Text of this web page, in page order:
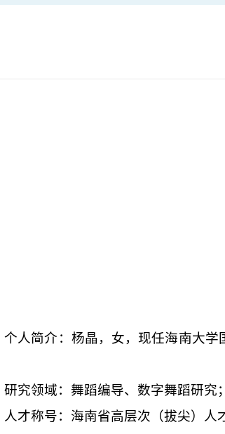
个人简介：杨晶，女，现任海南大
研究领域：舞蹈编导、数字舞蹈研究；
人才称号：海南省高层次（拔尖）人